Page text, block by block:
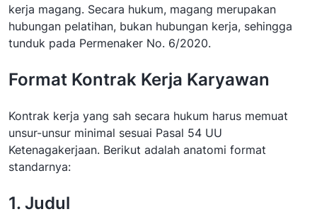
kerja magang. Secara hukum, magang merupakan
hubungan pelatihan, bukan hubungan kerja, sehingga
tunduk pada Permenaker No. 6/2020.
Format Kontrak Kerja Karyawan
Kontrak kerja yang sah secara hukum harus memuat
unsur-unsur minimal sesuai Pasal 54 UU
Ketenagakerjaan. Berikut adalah anatomi format
standarnya:
1. Judul